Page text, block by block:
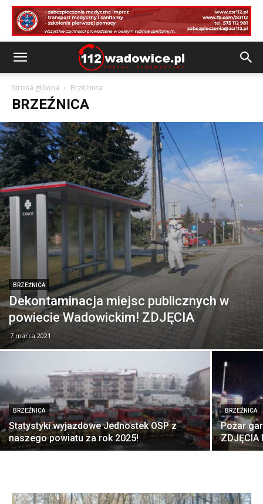
Strona główna Brzeźnica
BRZEŹNICA
BRZEŹNICA
Dekontaminacja miejsc publicznych w
powiecie Wadowickim! ZDJĘCIA
7 marca 2021
BRZEŹNICA
Statystyki wyjazdowe Jednostek OSP z
naszego powiatu za rok 2025!
BRZEŹNICA
Pożar
ZDJĘCIA